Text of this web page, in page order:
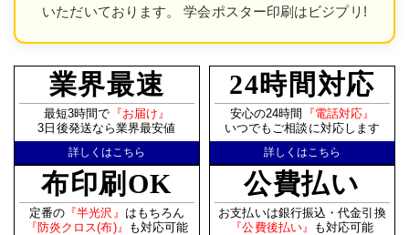
いただいております。 学会ポスター印刷はビジプリ!
業界最速
最短3時間で 『お届け』
3日後発送なら業界最安値
詳しくはこちら
24時間対応
安心の24時間
『電話対応』
いつでもご相談に対応します
詳しくはこちら
布印刷OK
定番の 『半光沢』 はもちろん
『防炎クロス(布)』
も対応可能
公費払い
お支払いは銀行振込・代金引換
『公費後払い』
も対応可能